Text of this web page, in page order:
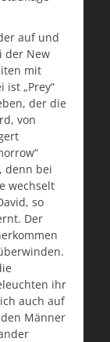
auf und
der New
mit
„Prey“
der die
von
denn bei
wechselt
so
Der
ihr
auch auf
Männer